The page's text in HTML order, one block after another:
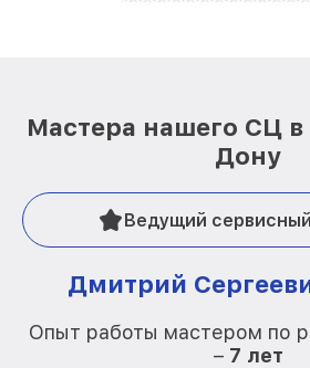
Мастера нашего СЦ в
Дону
Ведущий
Дмитрий
Опыт работы мастером по
– 7 лет